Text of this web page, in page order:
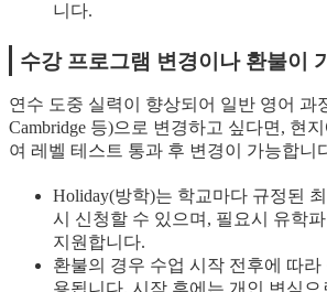
니다.
수강 프로그램 변경이나 환불이
연수 도중 실력이 향상되어 일반 영어 과
Cambridge 등)으로 변경하고 싶다면, 현
여 레벨 테스트 통과 후 변경이 가능합니
Holiday(방학)는 학교마다 규정된
시 신청할 수 있으며, 필요시 유학
지원합니다.
환불의 경우 수업 시작 전후에 따라